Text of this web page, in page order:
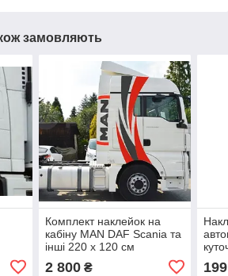
замовляють
Комплект наклейок на
кабіну MAN DAF Scania та
інші 220 x 120 см
2 800₴ 199